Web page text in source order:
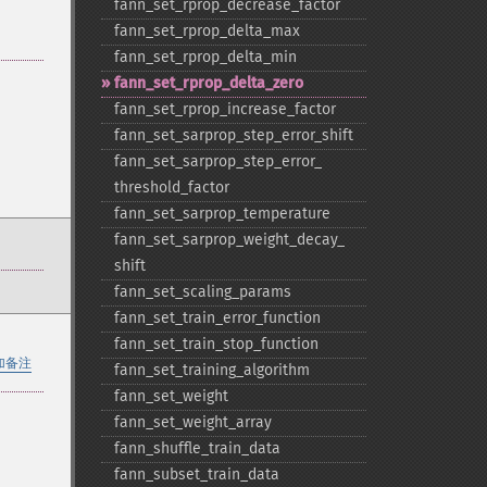
备注
fann_​set_​rprop_​decrease_​factor
fann_​set_​rprop_​delta_​max
fann_​set_​rprop_​delta_​min
fann_​set_​rprop_​delta_​zero
fann_​set_​rprop_​increase_​factor
fann_​set_​sarprop_​step_​error_​shift
fann_​set_​sarprop_​step_​error_​
threshold_​factor
fann_​set_​sarprop_​temperature
fann_​set_​sarprop_​weight_​decay_​
shift
fann_​set_​scaling_​params
fann_​set_​train_​error_​function
fann_​set_​train_​stop_​function
fann_​set_​training_​algorithm
fann_​set_​weight
fann_​set_​weight_​array
fann_​shuffle_​train_​data
fann_​subset_​train_​data